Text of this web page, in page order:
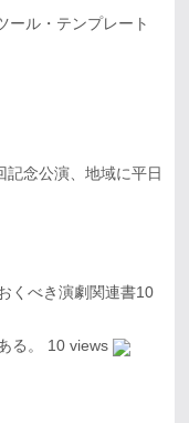
ール・テンプレート
念公演、地域に平日
くべき演劇関連書10
る。
10 views